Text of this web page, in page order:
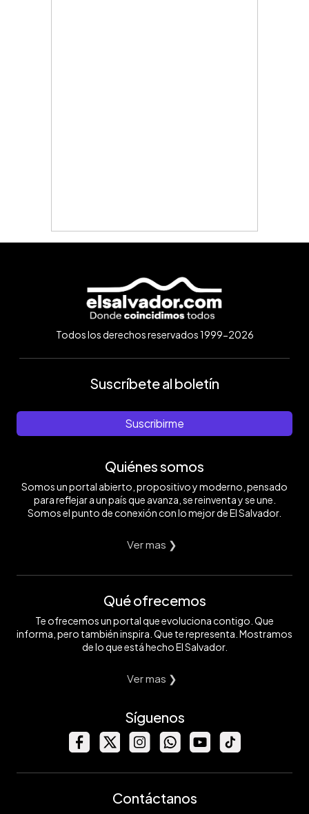
Todos los derechos reservados 1999-2026
Suscríbete al boletín
Suscribirme
Quiénes somos
Somos un portal abierto, propositivo y moderno, pensado
para reflejar a un país que avanza, se reinventa y se une.
Somos el punto de conexión con lo mejor de El Salvador.
Ver mas ❯
Qué ofrecemos
Te ofrecemos un portal que evoluciona contigo. Que
informa, pero también inspira. Que te representa. Mostramos
de lo que está hecho El Salvador.
Ver mas ❯
Síguenos
Contáctanos